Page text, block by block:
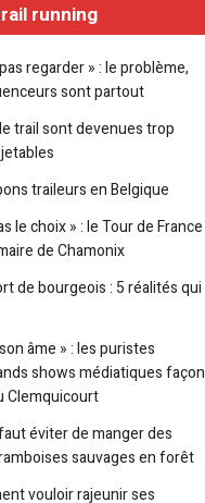
running
pas regarder » : le problème,
sont partout
trail sont devenues trop
traileurs en Belgique
le choix » : le Tour de France
de Chamonix
de bourgeois : 5 réalités qui
âme » : les puristes
shows médiatiques façon
Clemquicourt
éviter de manger des
sauvages en forêt
vouloir rajeunir ses